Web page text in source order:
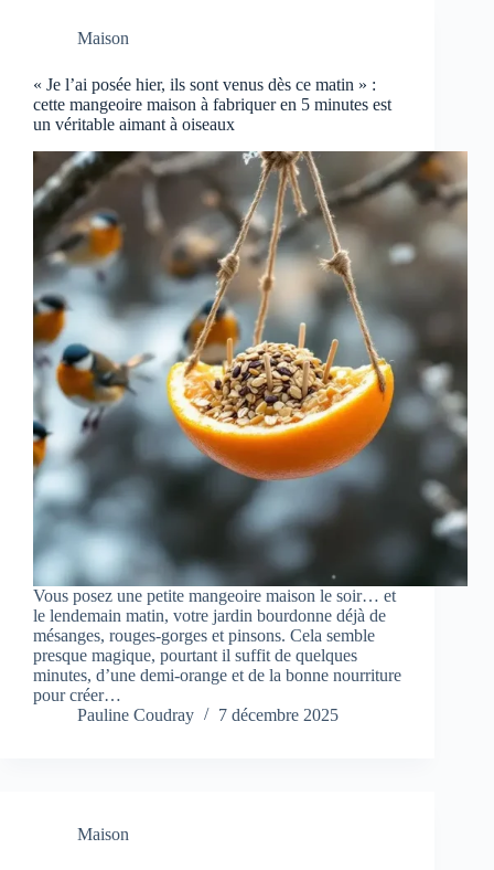
Maison
« Je l’ai posée hier, ils sont venus dès ce matin » :
cette mangeoire maison à fabriquer en 5 minutes est
un véritable aimant à oiseaux
Vous posez une petite mangeoire maison le soir… et
le lendemain matin, votre jardin bourdonne déjà de
mésanges, rouges-gorges et pinsons. Cela semble
presque magique, pourtant il suffit de quelques
minutes, d’une demi-orange et de la bonne nourriture
pour créer…
Pauline Coudray
7 décembre 2025
Maison